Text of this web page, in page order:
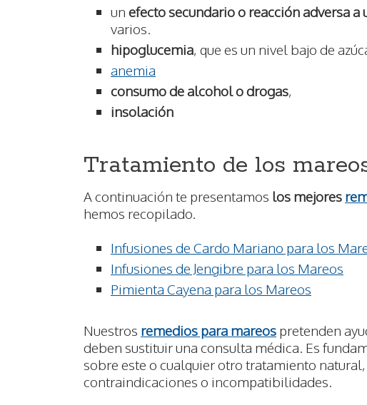
un efecto secundario o reacción adversa a
varios.
hipoglucemia, que es un nivel bajo de
anemia
consumo de alcohol o drogas,
insolación
Tratamiento de los
A continuación te presentamos los mejores
hemos recopilado.
Infusiones de Cardo Mariano para los
Infusiones de Jengibre para los Mareos
Pimienta Cayena para los Mareos
Nuestros remedios para mareos pretenden
deben sustituir una consulta médica. Es
sobre este o cualquier otro tratamiento
contraindicaciones o incompatibilidades.